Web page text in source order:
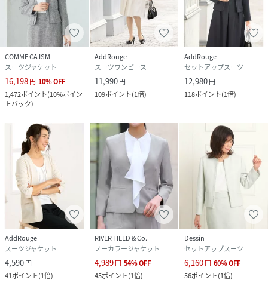
クリーニング
・液温は30℃を限度とし、洗濯機で非常に弱い
洗濯ができる（ネット使用）
・漂白処理はできない
・洗濯処理後のタンブル乾燥処理はできない
・日陰でのつり干し乾燥がよい
・底面温度150℃を限度としてアイロン仕上げが
できる（あて布使用）
・非常に弱いウェットクリーニング処理ができ
る
品番
NP3197_t5281
t5281-003-005 NP3197 )
COMME CA ISM
スーツジャケット
16,198円 10%OFF
1,472ポイント(10%ポイン
トバック)
AddRouge
スーツワンピース
11,990円
109ポイント(1倍)
AddRouge
セットアップスーツ
12,980円
118ポイント(1倍)
AddRouge
スーツジャケット
4,590円
41ポイント(1倍)
RIVER FIELD & Co.
ノーカラージャケット
4,989円 54%OFF
45ポイント(1倍)
Dessin
セットアップスーツ
6,160円 60%OFF
56ポイント(1倍)